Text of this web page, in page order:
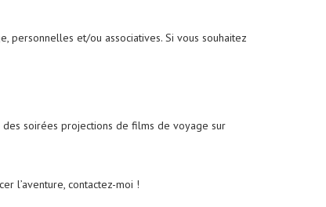
personnelles et/ou associatives. Si vous souhaitez
des soirées projections de films de voyage sur
l’aventure, contactez-moi !